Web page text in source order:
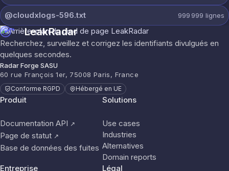
@cloudxlogs-596.txt 999 999 lignes
LeakRadar
Recherchez, surveillez et corrigez les identifiants divulgués en
quelques secondes.
Radar Forge SASU
60 rue François 1er, 75008 Paris, France
Conforme RGPD Hébergé en UE
Produit
Documentation API ↗
Page de statut ↗
Base de données des fuites
Solutions
Use cases
Industries
Alternatives
Domain reports
Entreprise
Légal